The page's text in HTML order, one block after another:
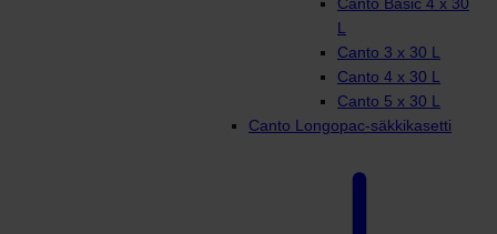
Canto Basic 4 x 30
L
Canto 3 x 30 L
Canto 4 x 30 L
Canto 5 x 30 L
Canto Longopac-säkkikasetti